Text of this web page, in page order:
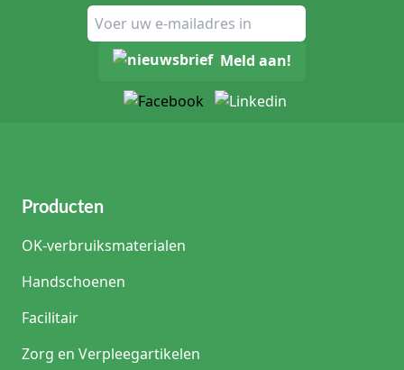
Meld aan!
Producten
OK-verbruiksmaterialen
Handschoenen
Facilitair
Zorg en Verpleegartikelen